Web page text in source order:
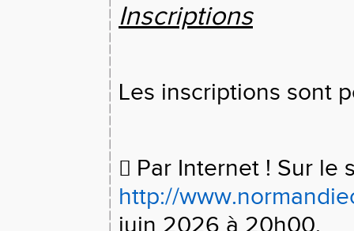
Inscriptions
Les inscriptions sont
 Par Internet ! Sur le
http://